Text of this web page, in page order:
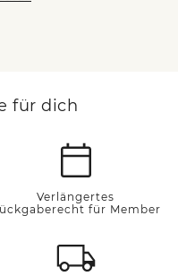
für dich
Verlängertes
für Member